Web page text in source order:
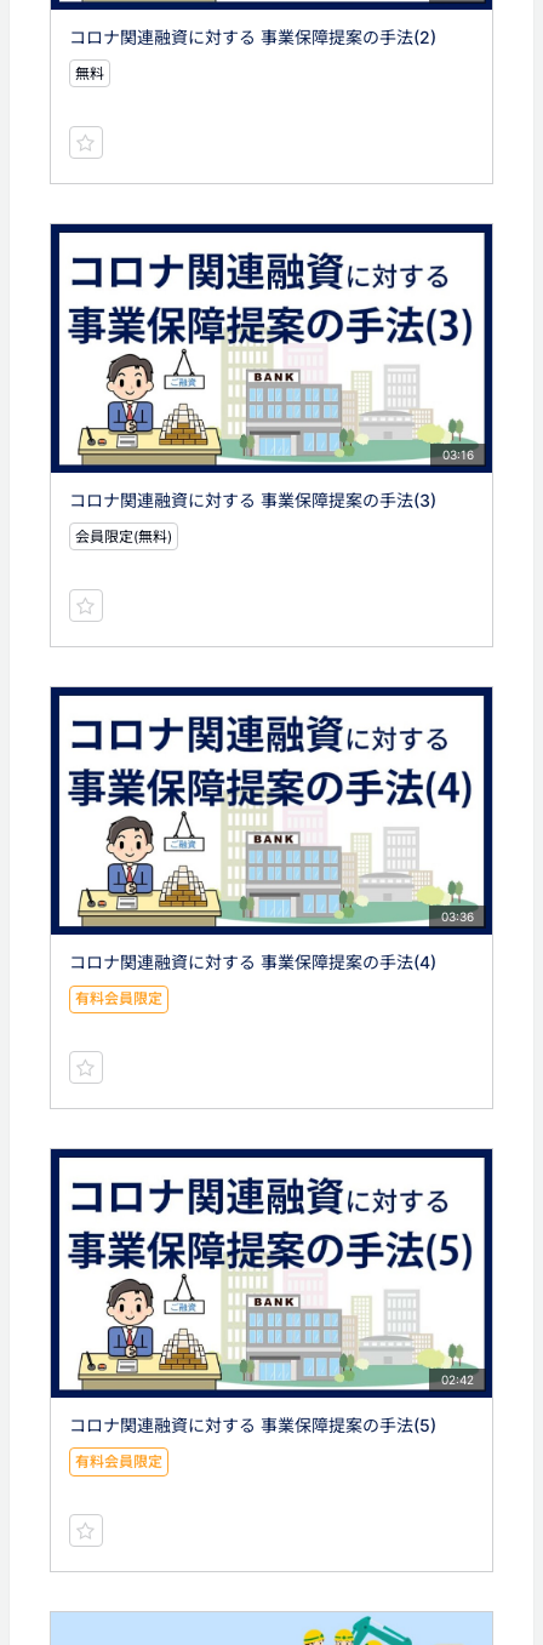
コロナ関連融資に対する 事業保障提案の手法(2)
無料
03:16
コロナ関連融資に対する 事業保障提案の手法(3)
会員限定(無料)
03:36
コロナ関連融資に対する 事業保障提案の手法(4)
有料会員限定
02:42
コロナ関連融資に対する 事業保障提案の手法(5)
有料会員限定